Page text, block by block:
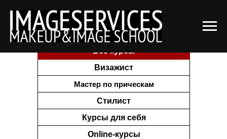
Главная → Курсы → Все курсы
Визажист
Все курсы
Мастер по прическам
Стилист
Курсы для себя
Online-курсы